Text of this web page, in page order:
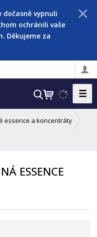
dočasně vypnuli
ochránili vaše
Děkujeme za
V
h
a
t
☰
essence a koncentráty
ESSENCE